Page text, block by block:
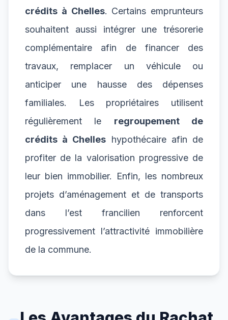
crédits à Chelles. Certains emprunteurs
souhaitent aussi intégrer une trésorerie
complémentaire afin de financer des
travaux, remplacer un véhicule ou
anticiper une hausse des dépenses
familiales. Les propriétaires utilisent
régulièrement le regroupement de
crédits à Chelles hypothécaire afin de
profiter de la valorisation progressive de
leur bien immobilier. Enfin, les nombreux
projets d’aménagement et de transports
dans l’est francilien renforcent
progressivement l’attractivité immobilière
de la commune.